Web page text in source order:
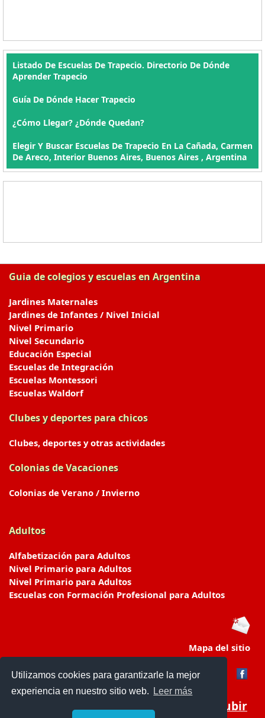
Utilizamos cookies para garantizarle la mejor
experiencia en nuestro sitio web.
Leer más
Listado De Escuelas De Trapecio. Directorio De Dónde
Aprender Trapecio
Guía De Dónde Hacer Trapecio
¿Cómo Llegar? ¿Dónde Quedan?
Elegir Y Buscar Escuelas De Trapecio En La Cañada, Carmen
De Areco, Interior Buenos Aires, Buenos Aires , Argentina
Guia de colegios y escuelas en Argentina
Jardines Maternales
Jardines de Infantes / Nivel Inicial
Nivel Primario
Nivel Secundario
Educación Especial
Escuelas de Integración
Escuelas Montessori
Escuelas Waldorf
Clubes y deportes para chicos
Clubes, deportes y otras actividades
Colonias de Vacaciones
Colonias de Verano / Invierno
Adultos
Alfabetización para Adultos
Nivel Primario para Adultos
Nivel Primario para Adultos
Escuelas con Formación Profesional para Adultos
Mapa del sitio
Subir